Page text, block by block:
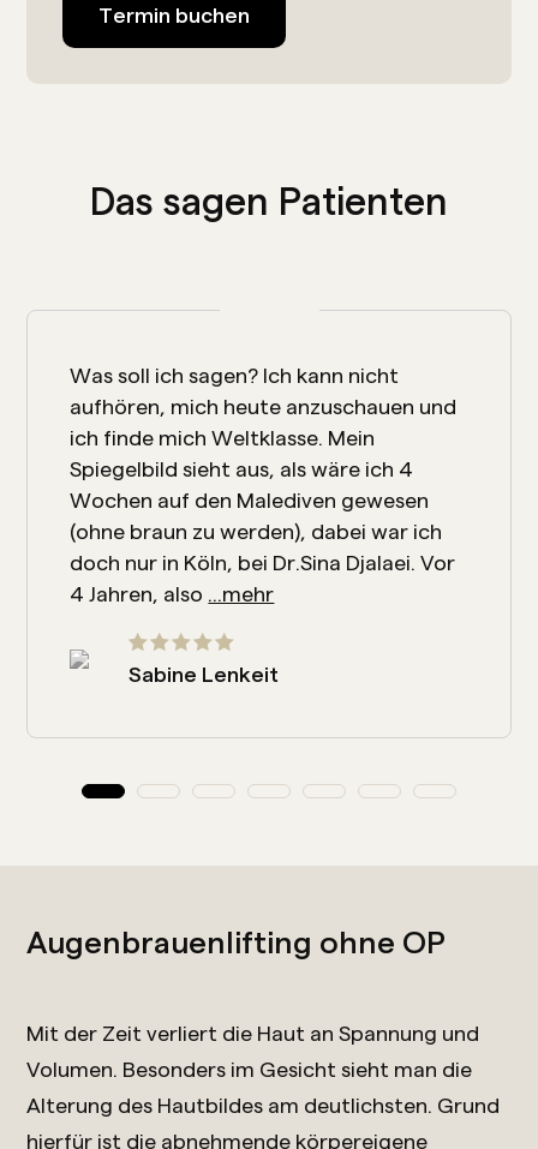
Termin buchen
Das sagen Patienten
Was soll ich sagen? Ich kann nicht
aufhören, mich heute anzuschauen und
ich finde mich Weltklasse. Mein
Spiegelbild sieht aus, als wäre ich 4
Wochen auf den Malediven gewesen
(ohne braun zu werden), dabei war ich
doch nur in Köln, bei Dr.Sina Djalaei. Vor
4 Jahren, also ...mehr
Sabine Lenkeit
Augenbrauenlifting ohne OP
Mit der Zeit verliert die Haut an Spannung und
Volumen. Besonders im Gesicht sieht man die
Alterung des Hautbildes am deutlichsten. Grund
hierfür ist die abnehmende körpereigene